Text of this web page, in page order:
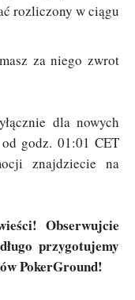
rozliczony w ciągu
za niego zwrot
dla nowych
godz. 01:01 CET
znajdziecie na
Obserwujcie
przygotujemy
PokerGround!